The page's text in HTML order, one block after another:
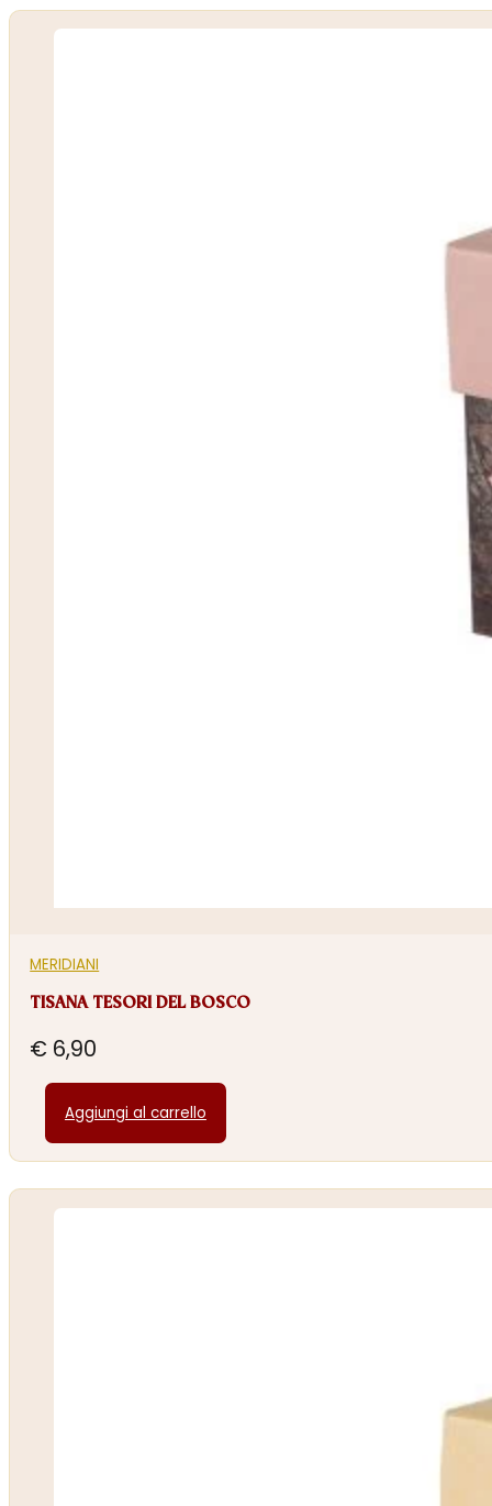
MERIDIANI
TISANA TESORI DEL BOSCO
€ 6,90
Aggiungi al carrello